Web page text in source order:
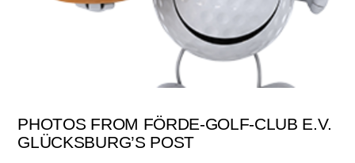
PHOTOS FROM FÖRDE-GOLF-CLUB E.V.
GLÜCKSBURG’S POST